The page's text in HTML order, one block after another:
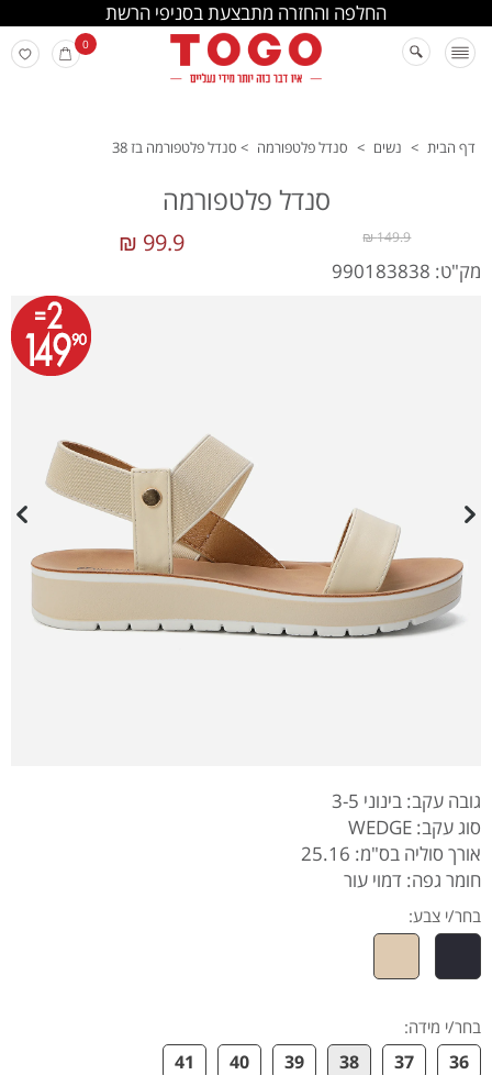
החלפה והחזרה מתבצעת בסניפי הרשת
0
דף הבית > נשים > סנדל פלטפורמה > סנדל פלטפורמה בז 38
סנדל פלטפורמה
99.9 ₪ 149.9 ₪
מק"ט: 990183838
גובה עקב: בינוני 3-5
סוג עקב: WEDGE
אורך סוליה בס"מ: 25.16
חומר גפה: דמוי עור
בחר/י צבע:
בחר/י מידה:
36
37
38
39
40
41